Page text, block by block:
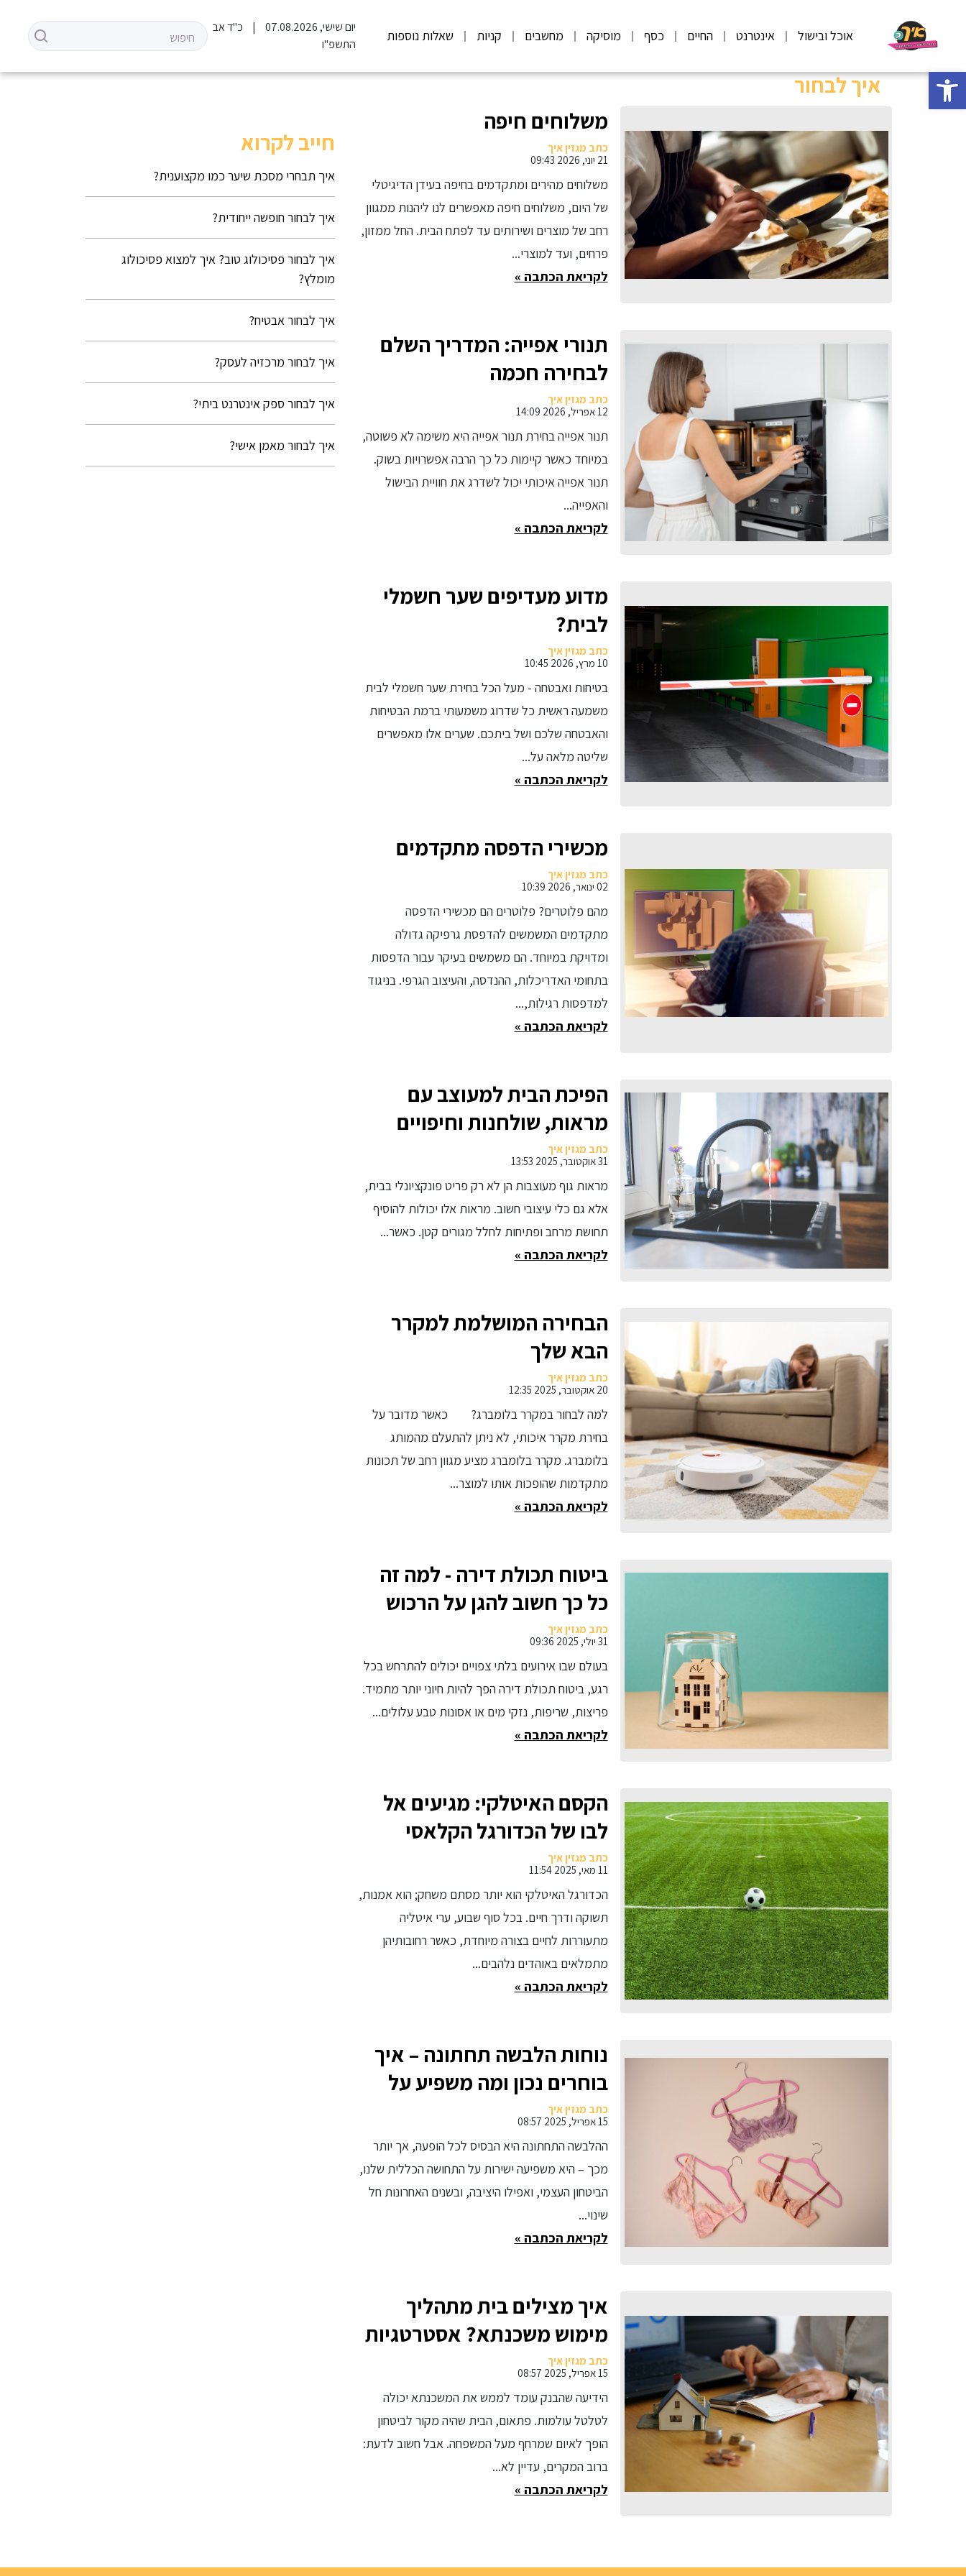
פתח סרגל נגישות
אוכל ובישול אינטרנט החיים כסף מוסיקה מחשבים קניות שאלות נוספות
יום שישי, 07.08.2026
כ"ד אב
התשפ"ו
איך לבחור
משלוחים חיפה
כתב מגזין איך
21 יוני, 2026 09:43
משלוחים מהירים ומתקדמים בחיפה בעידן הדיגיטלי
של היום, משלוחים חיפה מאפשרים לנו ליהנות ממגוון
רחב של מוצרים ושירותים עד לפתח הבית. החל ממזון,
פרחים, ועד למוצרי...
לקריאת הכתבה »
תנורי אפייה: המדריך השלם
לבחירה חכמה
כתב מגזין איך
12 אפריל, 2026 14:09
תנור אפייה בחירת תנור אפייה היא משימה לא פשוטה,
במיוחד כאשר קיימות כל כך הרבה אפשרויות בשוק.
תנור אפייה איכותי יכול לשדרג את חוויית הבישול
והאפייה...
לקריאת הכתבה »
מדוע מעדיפים שער חשמלי
לבית?
כתב מגזין איך
10 מרץ, 2026 10:45
בטיחות ואבטחה - מעל הכל בחירת שער חשמלי לבית
משמעה ראשית כל שדרוג משמעותי ברמת הבטיחות
והאבטחה שלכם ושל ביתכם. שערים אלו מאפשרים
שליטה מלאה על...
לקריאת הכתבה »
מכשירי הדפסה מתקדמים
כתב מגזין איך
02 ינואר, 2026 10:39
מהם פלוטרים? פלוטרים הם מכשירי הדפסה
מתקדמים המשמשים להדפסת גרפיקה גדולה
ומדויקת במיוחד. הם משמשים בעיקר עבור הדפסות
בתחומי האדריכלות, ההנדסה, והעיצוב הגרפי. בניגוד
למדפסות רגילות,...
לקריאת הכתבה »
הפיכת הבית למעוצב עם
מראות, שולחנות וחיפויים
כתב מגזין איך
31 אוקטובר, 2025 13:53
מראות גוף מעוצבות הן לא רק פריט פונקציונלי בבית,
אלא גם כלי עיצובי חשוב. מראות אלו יכולות להוסיף
תחושת מרחב ופתיחות לחלל מגורים קטן. כאשר...
לקריאת הכתבה »
הבחירה המושלמת למקרר
הבא שלך
כתב מגזין איך
20 אוקטובר, 2025 12:35
למה לבחור במקרר בלומברג? כאשר מדובר על
בחירת מקרר איכותי, לא ניתן להתעלם מהמותג
בלומברג. מקרר בלומברג מציע מגוון רחב של תכונות
מתקדמות שהופכות אותו למוצר...
לקריאת הכתבה »
ביטוח תכולת דירה - למה זה
כל כך חשוב להגן על הרכוש
שלנו?
כתב מגזין איך
31 יולי, 2025 09:36
בעולם שבו אירועים בלתי צפויים יכולים להתרחש בכל
רגע, ביטוח תכולת דירה הפך להיות חיוני יותר מתמיד.
פריצות, שריפות, נזקי מים או אסונות טבע עלולים...
לקריאת הכתבה »
הקסם האיטלקי: מגיעים אל
לבו של הכדורגל הקלאסי
כתב מגזין איך
11 מאי, 2025 11:54
הכדורגל האיטלקי הוא יותר מסתם משחק; הוא אמנות,
תשוקה ודרך חיים. בכל סוף שבוע, ערי איטליה
מתעוררות לחיים בצורה מיוחדת, כאשר רחובותיהן
מתמלאים באוהדים נלהבים...
לקריאת הכתבה »
נוחות הלבשה תחתונה – איך
בוחרים נכון ומה משפיע על
התחושה?
כתב מגזין איך
15 אפריל, 2025 08:57
ההלבשה התחתונה היא הבסיס לכל הופעה, אך יותר
מכך – היא משפיעה ישירות על התחושה הכללית שלנו,
הביטחון העצמי, ואפילו היציבה, ובשנים האחרונות חל
שינוי...
לקריאת הכתבה »
איך מצילים בית מתהליך
מימוש משכנתא? אסטרטגיות
יצירתיות להתמודדות עם
משבר משכנתא
כתב מגזין איך
15 אפריל, 2025 08:57
הידיעה שהבנק עומד לממש את המשכנתא יכולה
לטלטל עולמות. פתאום, הבית שהיה מקור לביטחון
הופך לאיום שמרחף מעל המשפחה. אבל חשוב לדעת:
ברוב המקרים, עדיין לא...
לקריאת הכתבה »
חייב לקרוא
איך תבחרי מסכת שיער כמו מקצוענית?
איך לבחור חופשה ייחודית?
איך לבחור פסיכולוג טוב? איך למצוא פסיכולוג
מומלץ?
איך לבחור אבטיח?
איך לבחור מרכזיה לעסק?
איך לבחור ספק אינטרנט ביתי?
איך לבחור מאמן אישי?